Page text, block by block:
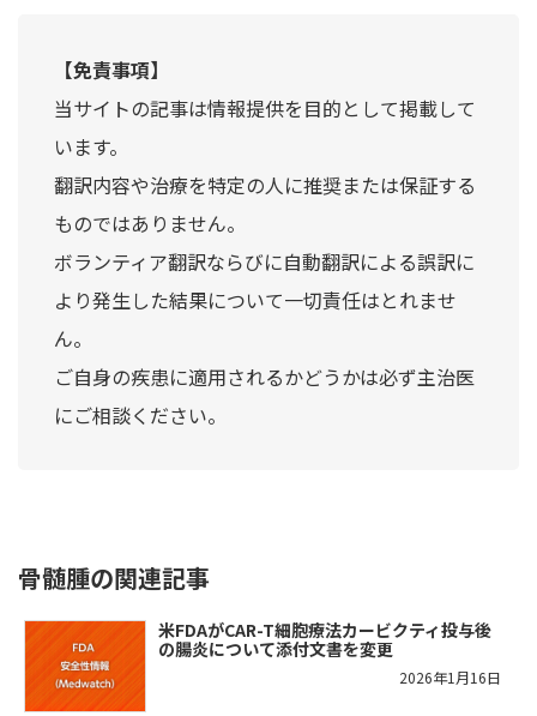
【免責事項】
当サイトの記事は情報提供を目的として掲載して
います。
翻訳内容や治療を特定の人に推奨または保証する
ものではありません。
ボランティア翻訳ならびに自動翻訳による誤訳に
より発生した結果について一切責任はとれませ
ん。
ご自身の疾患に適用されるかどうかは必ず主治医
にご相談ください。
骨髄腫の関連記事
米FDAがCAR-T細胞療法カービクティ投与後
の腸炎について添付文書を変更
2026年1月16日